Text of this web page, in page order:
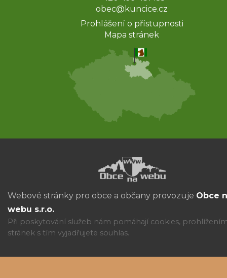
obec@kuncice.cz
Prohlášení o přístupnosti
Mapa stránek
Webové stránky pro obce a občany provozuje Obce
webu s.r.o.
Při poskytování služeb nám pomáhají cookies,
stránek s tím vyjadřujete souhlas.